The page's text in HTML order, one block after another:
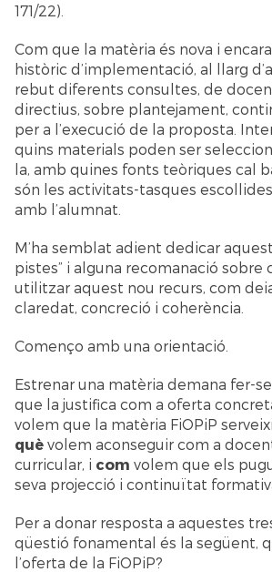
171/22).
Com que la matèria és nova i
històric d’implementació, al llarg
rebut diferents consultes, de
directius, sobre plantejament,
per a l’execució de la proposta.
quins materials poden ser
la, amb quines fonts teòriques cal
són les activitats-tasques
amb l’alumnat.
M’ha semblat adient dedicar
pistes” i alguna recomanació sobre
utilitzar aquest nou recurs, com
claredat, concreció i coherència.
Començo amb una orientació.
Estrenar una matèria demana fer-
que la justifica com a oferta
volem que la matèria FiOPiP
què volem aconseguir com a
curricular, i com volem que els
seva projecció i continuïtat
Per a donar resposta a aquestes
qüestió fonamental és la següent,
l’oferta de la FiOPiP?